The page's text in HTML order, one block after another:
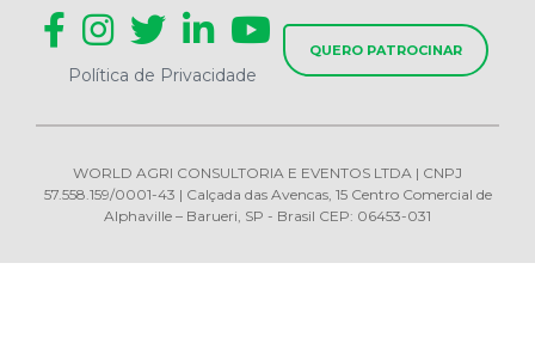
Política de Privacidade
QUERO PATROCINAR
WORLD AGRI CONSULTORIA E EVENTOS LTDA | CNPJ
57.558.159/0001-43 | Calçada das Avencas, 15 Centro Comercial de
Alphaville – Barueri, SP - Brasil CEP: 06453-031